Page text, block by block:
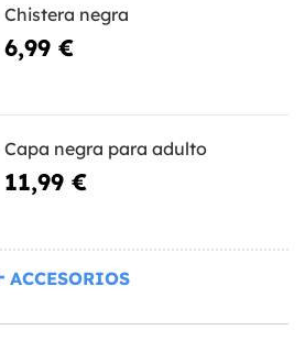
Chistera negra
6,99 €
Capa negra para adulto
11,99 €
ACCESORIOS